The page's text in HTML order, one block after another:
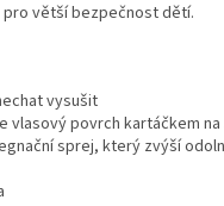
větší bezpečnost dětí.
vysušit
povrch kartáčkem na
sprej, který zvýší